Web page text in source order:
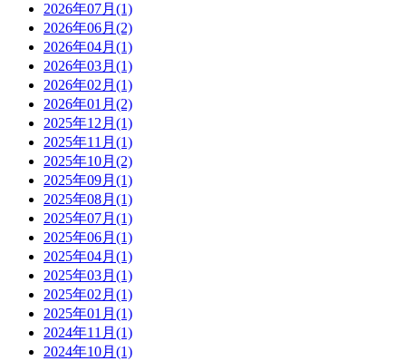
2026年07月(1)
2026年06月(2)
2026年04月(1)
2026年03月(1)
2026年02月(1)
2026年01月(2)
2025年12月(1)
2025年11月(1)
2025年10月(2)
2025年09月(1)
2025年08月(1)
2025年07月(1)
2025年06月(1)
2025年04月(1)
2025年03月(1)
2025年02月(1)
2025年01月(1)
2024年11月(1)
2024年10月(1)